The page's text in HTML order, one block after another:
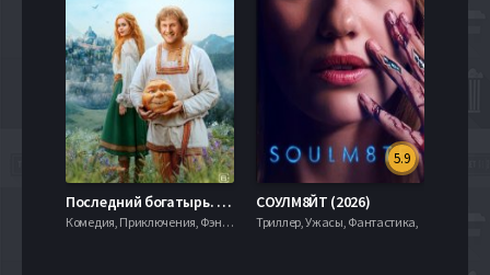
Последний богатырь. Колобок (2026)
Комедия, Приключения, Фэнтези,
5.9
СОУЛМ8ЙТ (2026)
Триллер, Ужасы, Фантастика,